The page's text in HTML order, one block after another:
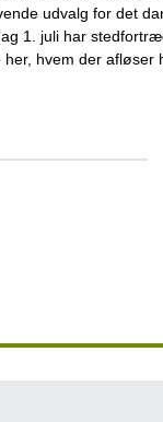
udvalg for det
1. juli har
her, hvem der afløser